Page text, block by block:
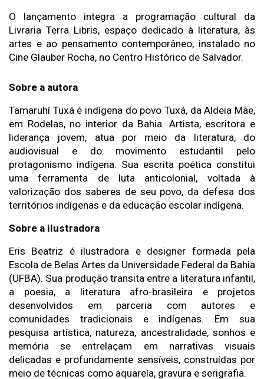
O lançamento integra a programação cultural da
Livraria Terra Libris, espaço dedicado à literatura, às
artes e ao pensamento contemporâneo, instalado no
Cine Glauber Rocha, no Centro Histórico de Salvador.
Sobre a autora
Tamaruhí Tuxá é indígena do povo Tuxá, da Aldeia Mãe,
em Rodelas, no interior da Bahia. Artista, escritora e
liderança jovem, atua por meio da literatura, do
audiovisual e do movimento estudantil pelo
protagonismo indígena. Sua escrita poética constitui
uma ferramenta de luta anticolonial, voltada à
valorização dos saberes de seu povo, da defesa dos
territórios indígenas e da educação escolar indígena.
Sobre a ilustradora
Eris Beatriz é ilustradora e designer formada pela
Escola de Belas Artes da Universidade Federal da Bahia
(UFBA). Sua produção transita entre a literatura infantil,
a poesia, a literatura afro-brasileira e projetos
desenvolvidos em parceria com autores e
comunidades tradicionais e indígenas. Em sua
pesquisa artística, natureza, ancestralidade, sonhos e
memória se entrelaçam em narrativas visuais
delicadas e profundamente sensíveis, construídas por
meio de técnicas como aquarela, gravura e serigrafia.